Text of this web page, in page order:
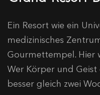
Ein Resort wie ein
medizinisches
Gourmettempel. Hier
Wer Körper und
besser gleich zwei